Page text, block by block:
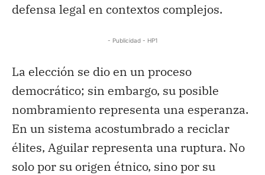
defensa legal en contextos complejos.
- Publicidad - HP1
La elección se dio en un proceso
democrático; sin embargo, su posible
nombramiento representa una esperanza.
En un sistema acostumbrado a reciclar
élites, Aguilar representa una ruptura. No
solo por su origen étnico, sino por su